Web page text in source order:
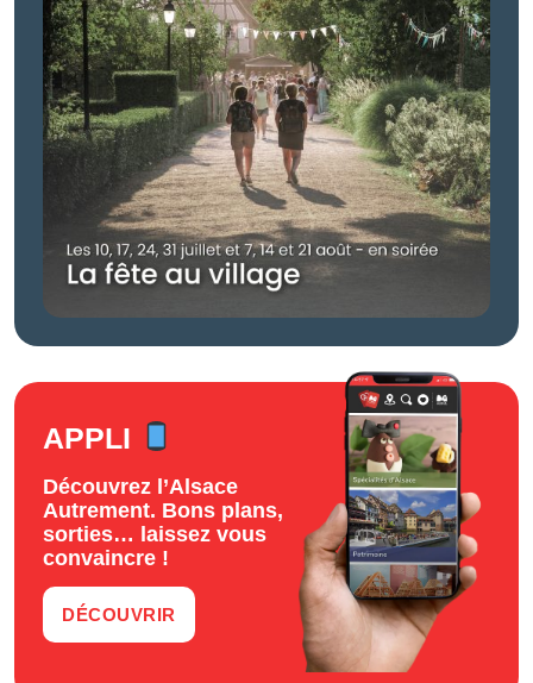
APPLI
Découvrez l’Alsace
Autrement. Bons plans,
sorties… laissez vous
convaincre !
DÉCOUVRIR